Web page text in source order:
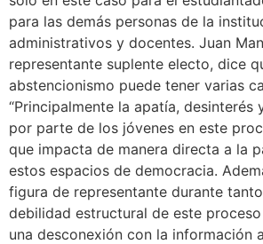
para las demás personas de la
administrativos y docentes. Juan
representante suplente electo, dice
abstencionismo puede tener varias
“Principalmente la apatía, desinterés
por parte de los jóvenes en este
que impacta de manera directa a la
estos espacios de democracia.
figura de representante durante
debilidad estructural de este
una desconexión con la información